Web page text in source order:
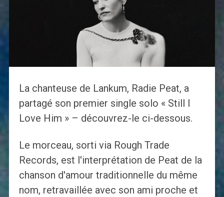
La chanteuse de Lankum, Radie Peat, a
partagé son premier single solo « Still I
Love Him » – découvrez-le ci-dessous.
Le morceau, sorti via Rough Trade
Records, est l'interprétation de Peat de la
chanson d'amour traditionnelle du même
nom, retravaillée avec son ami proche et